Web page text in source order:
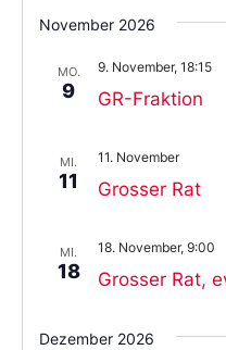
November 2026
MO.
9 GR-Fraktion
9. November, 18:15
MI.
11 Grosser Rat
11. November
MI.
18 Grosser Rat,
18. November, 9:00
Dezember 2026